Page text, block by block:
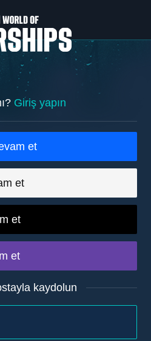
Giriş yapın
et
et
et
et
kaydolun